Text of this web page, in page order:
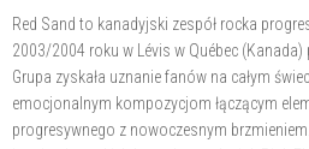
Red Sand to kanadyjski zespół rocka
2003/2004 roku w Lévis w Québec
Grupa zyskała uznanie fanów na całym
emocjonalnym kompozycjom łączącym
progresywnego z nowoczesnym